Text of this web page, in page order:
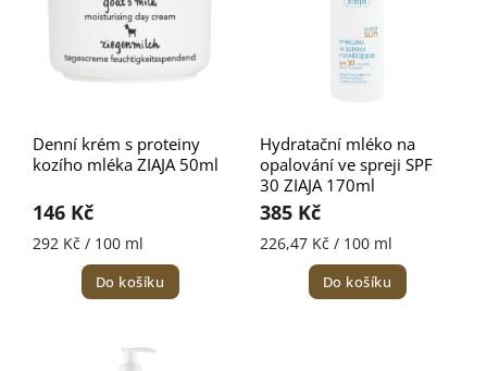
Denní krém s proteiny
kozího mléka ZIAJA 50ml
146 Kč
292 Kč / 100 ml
Do košíku
Hydratační mléko na
opalování ve spreji SPF
30 ZIAJA 170ml
385 Kč
226,47 Kč / 100 ml
Do košíku